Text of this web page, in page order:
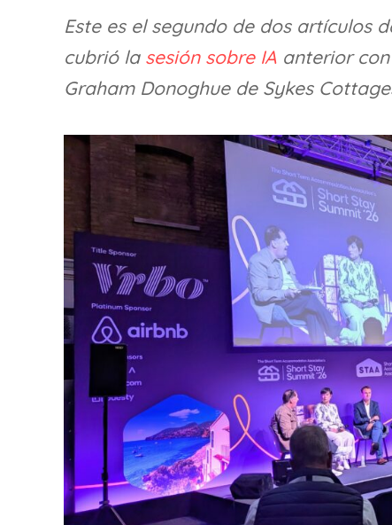
Este es el segundo de dos artículos
cubrió la sesión sobre IA anterior
Graham Donoghue de Sykes